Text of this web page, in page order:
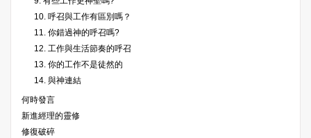
10. 呼召與工作有區別嗎？
11. 你錯過神的呼召嗎?
12. 工作與生活節奏的呼召
13. 你的工作不是徒然的
14. 與神連結
何時發言
新進經理的靈修
修復破碎